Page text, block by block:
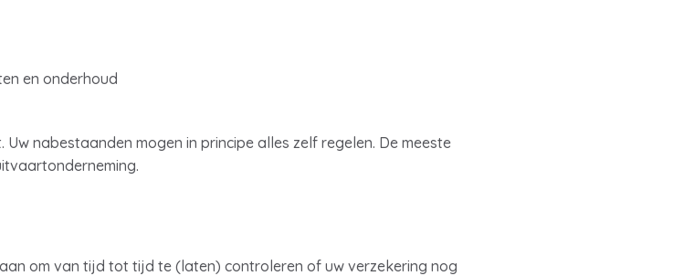
en onderhoud
nabestaanden mogen in principe alles zelf regelen. De meeste
om van tijd tot tijd te (laten) controleren of uw verzekering nog